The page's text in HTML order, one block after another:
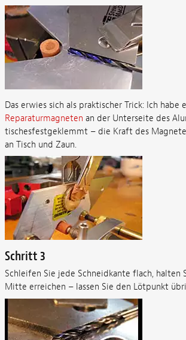
Das erwies sich als praktischer Trick: Ich habe
Reparaturmagneten an der Unterseite des
tischesfestgeklemmt – die Kraft des
an Tisch und Zaun.
Schritt 3
Schleifen Sie jede Schneidkante flach, halten
Mitte erreichen – lassen Sie den Lötpunkt